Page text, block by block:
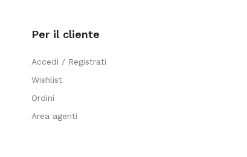
Per il cliente
Accedi / Registrati
Wishlist
Ordini
Area agenti